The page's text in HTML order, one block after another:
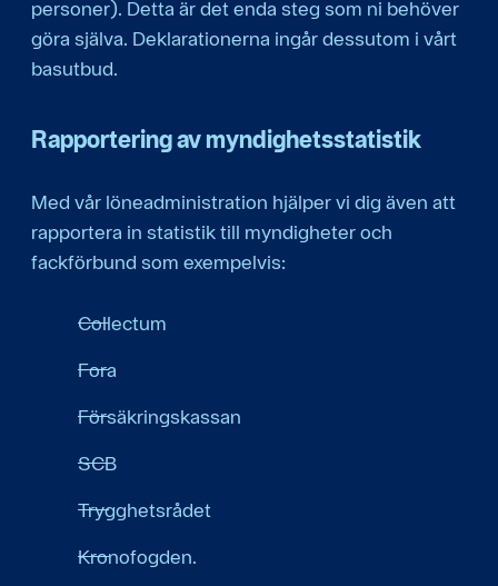
personer). Detta är det enda steg som ni behöver
göra själva. Deklarationerna ingår dessutom i vårt
basutbud.
Rapportering av myndighetsstatistik
Med vår löneadministration hjälper vi dig även att
rapportera in statistik till myndigheter och
fackförbund som exempelvis:
Collectum
Fora
Försäkringskassan
SCB
Trygghetsrådet
Kronofogden.